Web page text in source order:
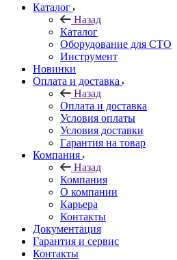
Каталог
Назад
Каталог
Оборудование для СТО
Инструмент
Новинки
Оплата и доставка
Назад
Оплата и доставка
Условия оплаты
Условия доставки
Гарантия на товар
Компания
Назад
Компания
О компании
Карьера
Контакты
Документация
Гарантия и сервис
Контакты